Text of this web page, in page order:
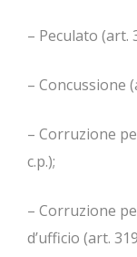
– Peculato (art.
– Concussione
– Corruzione
c.p.);
– Corruzione
d’ufficio (art.